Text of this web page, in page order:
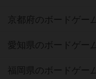
京都府のボードゲー
愛知県のボードゲー
福岡県のボードゲー